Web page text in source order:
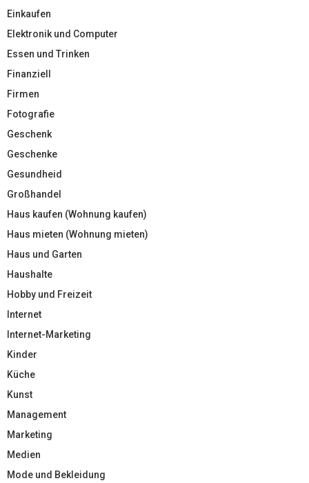
Einkaufen
Elektronik und Computer
Essen und Trinken
Finanziell
Firmen
Fotografie
Geschenk
Geschenke
Gesundheid
Großhandel
Haus kaufen (Wohnung kaufen)
Haus mieten (Wohnung mieten)
Haus und Garten
Haushalte
Hobby und Freizeit
Internet
Internet-Marketing
Kinder
Küche
Kunst
Management
Marketing
Medien
Mode und Bekleidung